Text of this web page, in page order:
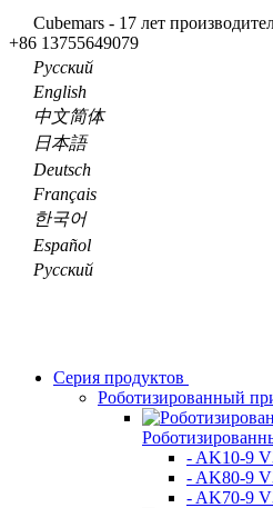
Cubemars - 17 лет
+86 13755649079
Pусский
English
中文简体
日本語
Deutsch
Français
한국어
Español
Pусский
Серия продуктов
Роботизированный
- AK10-9
- AK80-9
- AK70-9